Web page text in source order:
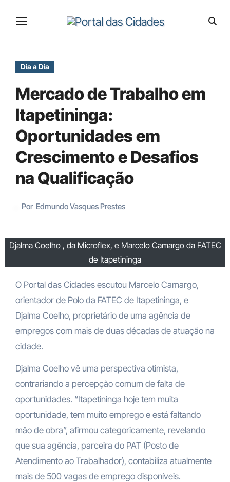
Dia a Dia
Mercado de Trabalho em
Itapetininga:
Oportunidades em
Crescimento e Desafios
na Qualificação
Por Edmundo Vasques Prestes
Djalma Coelho , da Microflex, e Marcelo Camargo da FATEC
de Itapetininga
O Portal das Cidades escutou Marcelo Camargo,
orientador de Polo da FATEC de Itapetininga, e
Djalma Coelho, proprietário de uma agência de
empregos com mais de duas décadas de atuação na
cidade.
Djalma Coelho vê uma perspectiva otimista,
contrariando a percepção comum de falta de
oportunidades. “Itapetininga hoje tem muita
oportunidade, tem muito emprego e está faltando
mão de obra”, afirmou categoricamente, revelando
que sua agência, parceira do PAT (Posto de
Atendimento ao Trabalhador), contabiliza atualmente
mais de 500 vagas de emprego disponíveis.